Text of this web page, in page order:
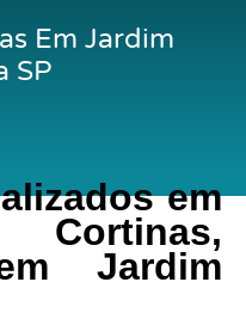
Em Jardim
SP
em
Jardim